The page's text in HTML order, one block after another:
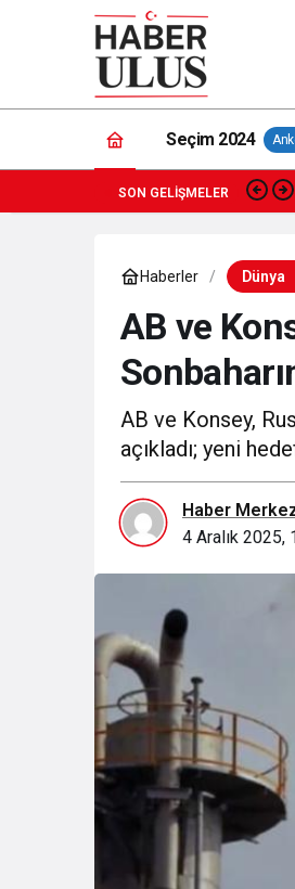
Seçim 2024
SON GELIŞMELER
Haberler Dünya
AB ve
AB ve Konsey,
açıkladı; yeni
Haber
4 Aralık 2025,